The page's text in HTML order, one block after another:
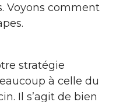
Voyons comment
stratégie
à celle du
Il s’agit de bien